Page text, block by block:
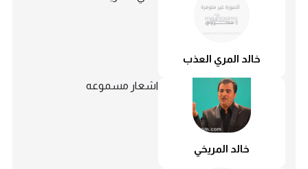
خالد المري العذب
خالد المريخي
اشعار مسموعه